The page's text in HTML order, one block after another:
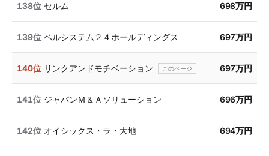
138位 セルム 698万円
139位 ベルシステム２４ホールディングス 697万円
140位 リンクアンドモチベーション 697万円
141位 ジャパンＭ＆Ａソリューション 696万円
142位 オイシックス・ラ・大地 694万円